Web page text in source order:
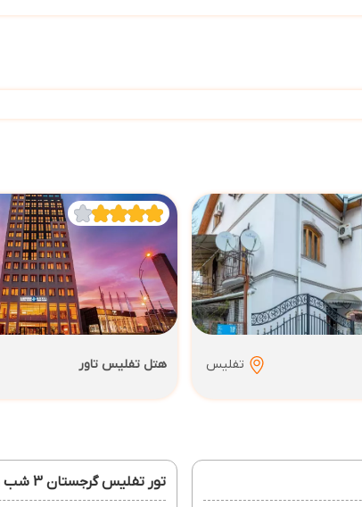
تفلیس هتل تفلیس تاور
تور تفلیس گرجستان 3 شب و 4 روز 19 مرداد